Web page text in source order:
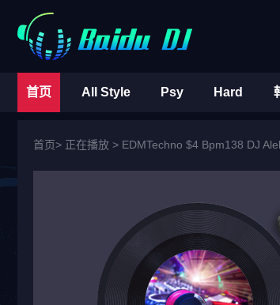
首页 All Style Psy Hard
首页> 正在播放 > EDMTechno $4 Bpm138 DJ